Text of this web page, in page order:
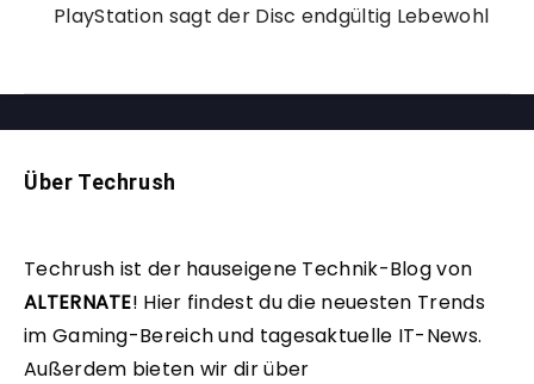
PlayStation sagt der Disc endgültig Lebewohl
Über Techrush
Techrush ist der hauseigene Technik-Blog von
ALTERNATE! Hier findest du die neuesten Trends
im Gaming-Bereich und tagesaktuelle IT-News.
Außerdem bieten wir dir über